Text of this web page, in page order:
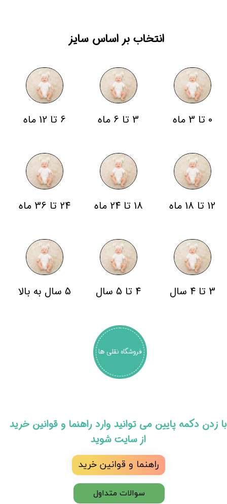
0 تا 3 ماه 3 تا 6 ماه 6 تا 12 ماه
12 تا 18 ماه 18 تا 24 ماه 24 تا 36 ماه
3 تا 4 سال 4 تا 5 سال 5 سال به بالا
انتخاب بر اساس سایز
فروشگاه نقلی ها
​​با زدن دکمه پایین می توانید وارد راهنما و قوانین خرید
از سایت شوید
راهنما و قوانین خرید
سوالات متداول